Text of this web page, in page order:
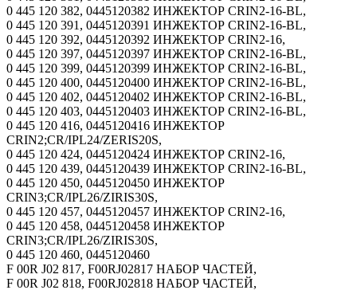
0 445 120 382, 0445120382 ИНЖЕКТОР CRIN2-16-BL,
0 445 120 391, 0445120391 ИНЖЕКТОР CRIN2-16-BL,
0 445 120 392, 0445120392 ИНЖЕКТОР CRIN2-16,
0 445 120 397, 0445120397 ИНЖЕКТОР CRIN2-16-BL,
0 445 120 399, 0445120399 ИНЖЕКТОР CRIN2-16-BL,
0 445 120 400, 0445120400 ИНЖЕКТОР CRIN2-16-BL,
0 445 120 402, 0445120402 ИНЖЕКТОР CRIN2-16-BL,
0 445 120 403, 0445120403 ИНЖЕКТОР CRIN2-16-BL,
0 445 120 416, 0445120416 ИНЖЕКТОР
CRIN2;CR/IPL24/ZERIS20S,
0 445 120 424, 0445120424 ИНЖЕКТОР CRIN2-16,
0 445 120 439, 0445120439 ИНЖЕКТОР CRIN2-16-BL,
0 445 120 450, 0445120450 ИНЖЕКТОР
CRIN3;CR/IPL26/ZIRIS30S,
0 445 120 457, 0445120457 ИНЖЕКТОР CRIN2-16,
0 445 120 458, 0445120458 ИНЖЕКТОР
CRIN3;CR/IPL26/ZIRIS30S,
0 445 120 460, 0445120460
F 00R J02 817, F00RJ02817 НАБОР ЧАСТЕЙ,
F 00R J02 818, F00RJ02818 НАБОР ЧАСТЕЙ,